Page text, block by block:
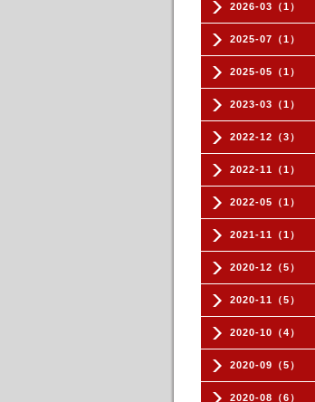
2026-03（1）
2025-07（1）
2025-05（1）
2023-03（1）
2022-12（3）
2022-11（1）
2022-05（1）
2021-11（1）
2020-12（5）
2020-11（5）
2020-10（4）
2020-09（5）
2020-08（6）